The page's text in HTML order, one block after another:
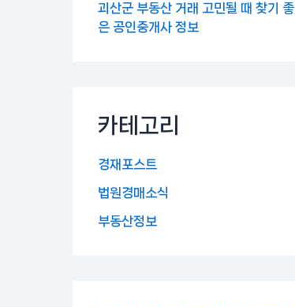
괴산군 부동산 거래 고민될 때 찾기 좋
은 공인중개사 정보
카테고리
경재포스트
법원경매소식
부동산정보